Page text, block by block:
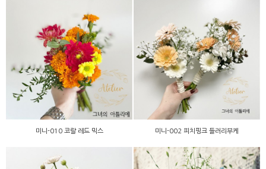
미니-010 코랄 레드 믹스
미니-010 코랄 레드 믹스
미니-002 피치핑크 들러리
부케
미니-002 피치핑크 들러리부케